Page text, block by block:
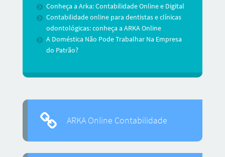
Conheça a Arka: Contabilidade Online e Digital
Contabilidade online para dentistas e clínicas
odontológicas: conheça a ARKA Online
A Doméstica Não Pode Trabalhar Na Empresa
do Patrão?
ARKA Online Contabilidade